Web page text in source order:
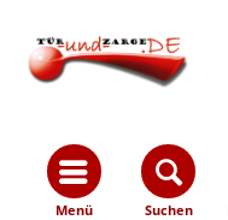
Menü Suchen